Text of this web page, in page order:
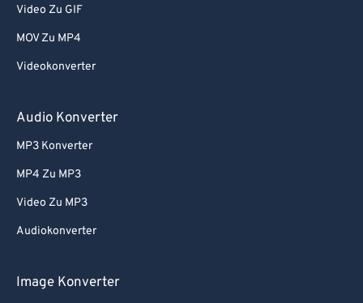
Video Zu GIF
MOV Zu MP4
Videokonverter
Audio Konverter
MP3 Konverter
MP4 Zu MP3
Video Zu MP3
Audiokonverter
Image Konverter